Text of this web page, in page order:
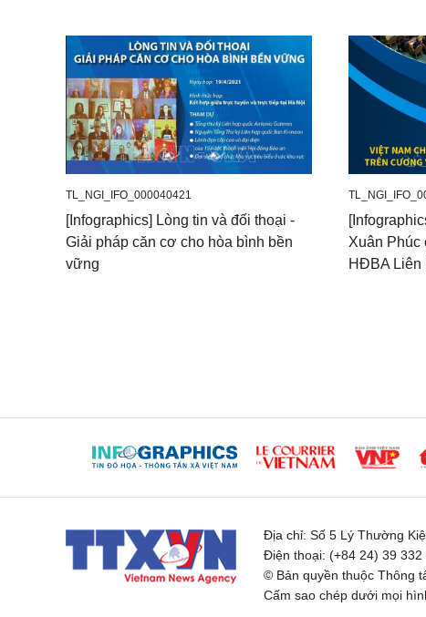
TL_NGI_IFO_000040421
[Infographics] Lòng tin và đối thoại -
Giải pháp căn cơ cho hòa bình bền
vững
Xuân Phúc
HĐBA Liên
Địa chỉ: Số 5 Lý Thường
Điện thoại: (+84 24) 39 332
© Bản quyền thuộc Thông
Cấm sao chép dưới mọi